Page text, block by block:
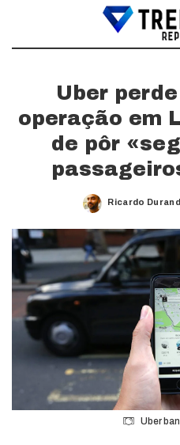
Uber
operação em
de pôr
Posted
Ricardo Durand
Uber